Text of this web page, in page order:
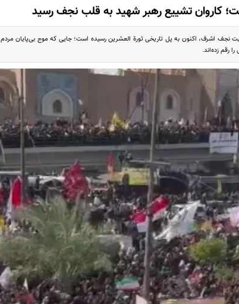
کاروان تشییع رهبر شهید به قلب نجف رسید
نجف اشرف، اکنون به پل تاریخی ثورة العشرین رسیده است؛ جایی که موج بی‌پایان مردم
رقم زده‌اند.